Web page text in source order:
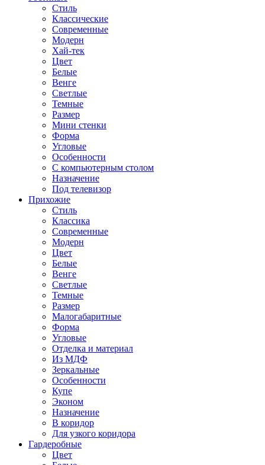
Стиль
Классические
Современные
Модерн
Хай-тек
Цвет
Белые
Венге
Светлые
Темные
Размер
Мини стенки
Форма
Угловые
Особенности
С компьютерным столом
Назначение
Под телевизор
Прихожие
Стиль
Классика
Современные
Модерн
Цвет
Белые
Венге
Светлые
Темные
Размер
Малогабаритные
Форма
Угловые
Отделка и материал
Из МДФ
Зеркальные
Особенности
Купе
Эконом
Назначение
В коридор
Для узкого коридора
Гардеробные
Цвет